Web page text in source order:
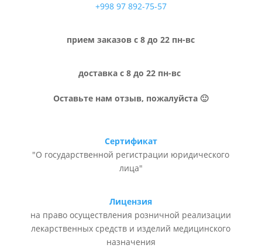
+998 97 892-75-57
прием заказов с 8 до 22 пн-вс
доставка с 8 до 22 пн-вс
Оставьте нам отзыв, пожалуйста 🙂
Сертификат
"О государственной регистрации юридического
лица"
Лицензия
на право осуществления розничной реализации
лекарственных средств и изделий медицинского
назначения